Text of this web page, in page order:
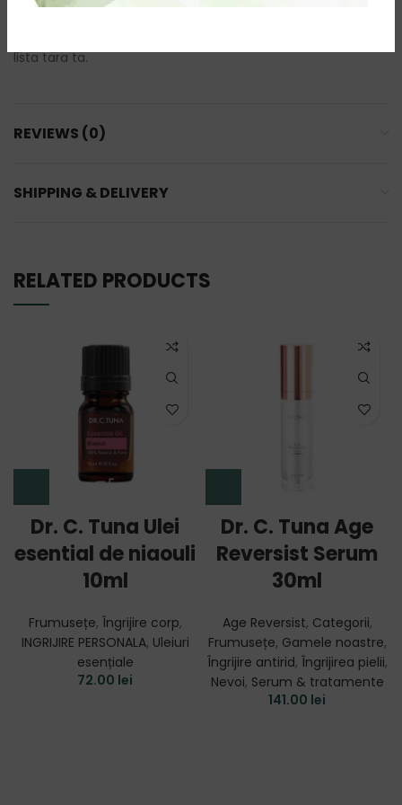
lista tara ta.
REVIEWS (0)
SHIPPING & DELIVERY
RELATED PRODUCTS
Dr. C. Tuna Ulei
esential de niaouli
10ml
Frumusețe, Îngrijire corp,
INGRIJIRE PERSONALA, Uleiuri
esențiale
72.00 lei
Dr. C. Tuna Age
Reversist Serum
30ml
Age Reversist, Categorii,
Frumusețe, Gamele noastre,
Îngrijire antirid, Îngrijirea pielii,
Nevoi, Serum & tratamente
141.00 lei